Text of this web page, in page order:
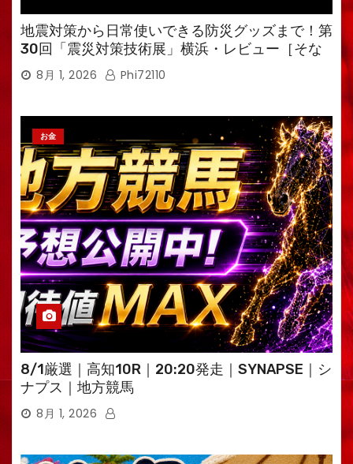
地震対策から日常使いできる防災グッズまで！第
30回「震災対策技術展」横浜・レビュー［そな
えるTV・高荷智也］
8月 1, 2026 Phi72110
お金
8/1厳選｜高知10R｜20:20発走｜SYNAPSE｜シ
ナプス｜地方競馬
8月 1, 2026